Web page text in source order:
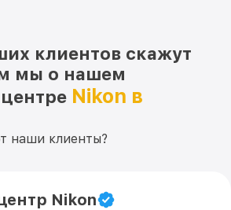
клиентов скажут
мы о нашем
Nikon в
наши клиенты?
Nikon